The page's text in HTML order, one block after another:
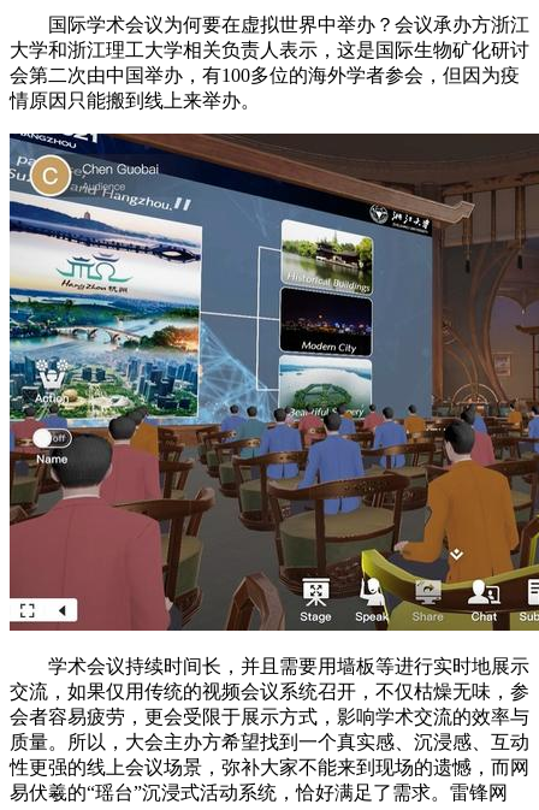
国际学术会议为何要在虚拟世界中举办？会议承办方浙江
大学和浙江理工大学相关负责人表示，这是国际生物矿化研讨
会第二次由中国举办，有100多位的海外学者参会，但因为疫
情原因只能搬到线上来举办。
学术会议持续时间长，并且需要用墙板等进行实时地展示
交流，如果仅用传统的视频会议系统召开，不仅枯燥无味，参
会者容易疲劳，更会受限于展示方式，影响学术交流的效率与
质量。所以，大会主办方希望找到一个真实感、沉浸感、互动
性更强的线上会议场景，弥补大家不能来到现场的遗憾，而网
易伏羲的“瑶台”沉浸式活动系统，恰好满足了需求。雷锋网